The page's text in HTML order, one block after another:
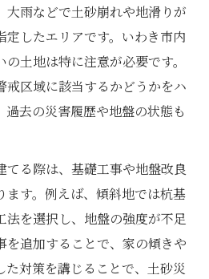
域での工務店対応の実際
の工務店選びと地盤強化
盤調査と改良事例紹介
改良の工務店提案とは
大雨などで土砂崩れや地滑りが
定したエリアです。いわき市内
土地は特に注意が必要です。
戒区域に該当するかどうかをハ
去の災害履歴や地盤の状態も
てる際は、基礎工事や地盤改良
ます。例えば、傾斜地では杭基
法を選択し、地盤の強度が不足
を追加することで、家の傾きや
対策を講じることで、土砂災